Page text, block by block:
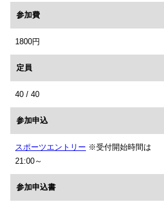
参加費
1800円
定員
40 / 40
参加申込
スポーツエントリー ※受付開始時間は
21:00～
参加申込書